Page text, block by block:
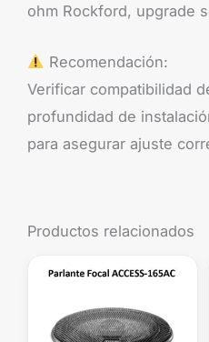
ohm Rockford, upgrade
Recomendación:
Verificar compatibilidad
profundidad de
para asegurar ajuste
Productos relacionados